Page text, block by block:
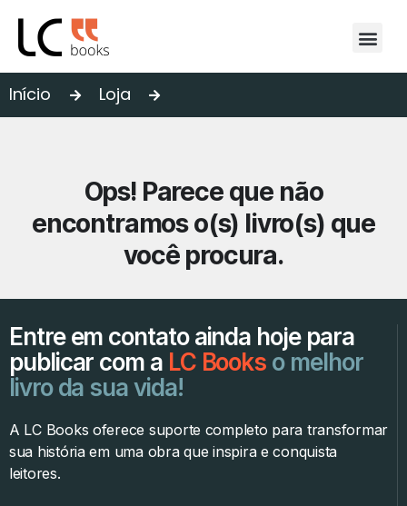
Início Loja
Ops! Parece que não
encontramos o(s) livro(s) que
você procura.
Entre em contato ainda hoje para
publicar com a LC Books o melhor
livro da sua vida!
A LC Books oferece suporte completo para transformar
sua história em uma obra que inspira e conquista
leitores.